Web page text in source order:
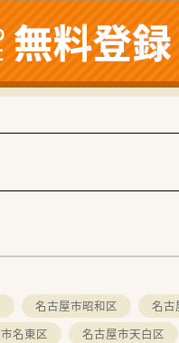
名古屋市昭和区
名古
名東区 名古屋市天白区